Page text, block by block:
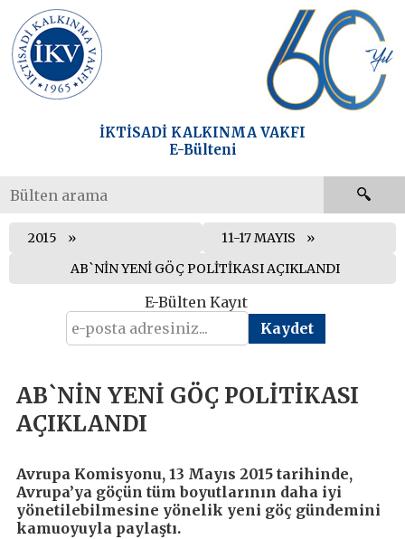
İKTİSADİ KALKINMA VAKFI
E-Bülteni
2015
11-17 MAYIS
AB`NİN YENİ GÖÇ POLİTİKASI AÇIKLANDI
E-Bülten Kayıt
AB`NİN YENİ GÖÇ POLİTİKASI
AÇIKLANDI
Avrupa Komisyonu, 13 Mayıs 2015 tarihinde,
Avrupa’ya göçün tüm boyutlarının daha iyi
yönetilebilmesine yönelik yeni göç gündemini
kamuoyuyla paylaştı.